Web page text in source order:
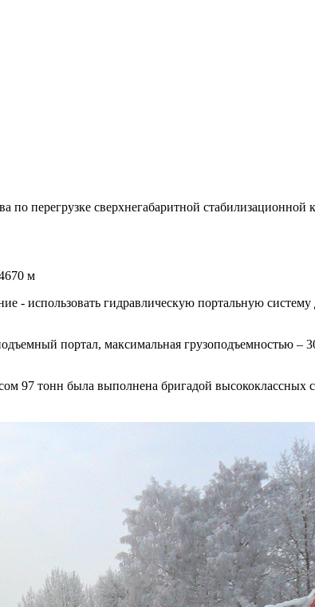
перегрузке сверхнегабаритной
м
- использовать гидравлическую портальную
портал, максимальная грузоподъемностью –
97 тонн была выполнена бригадой